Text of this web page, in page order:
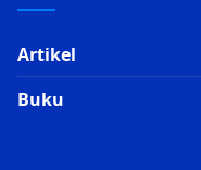
Artikel
Buku